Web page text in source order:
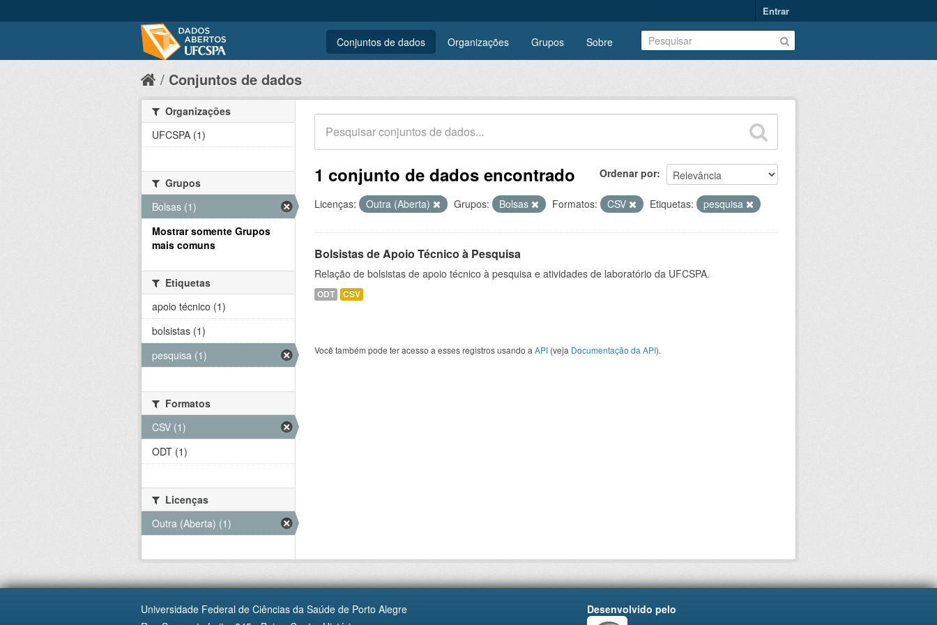
Entrar
Conjuntos de dados Organizações Grupos Sobre
Conjuntos de dados
Ordenar por
1 conjunto de dados encontrado
Licenças: Outra (Aberta) Grupos: Bolsas Formatos: CSV Etiquetas: pesquisa
Bolsistas de Apoio Técnico à Pesquisa
Relação de bolsistas de apoio técnico à pesquisa e atividades de laboratório da UFCSPA.
ODT CSV
Você também pode ter acesso a esses registros usando a API (veja Documentação da API).
Organizações
UFCSPA (1)
Grupos
Bolsas (1)
Mostrar somente Grupos
mais comuns
Etiquetas
apoio técnico (1)
bolsistas (1)
pesquisa (1)
Formatos
CSV (1)
ODT (1)
Licenças
Outra (Aberta) (1)
Universidade Federal de Ciências da Saúde de Porto Alegre
Desenvolvido pelo